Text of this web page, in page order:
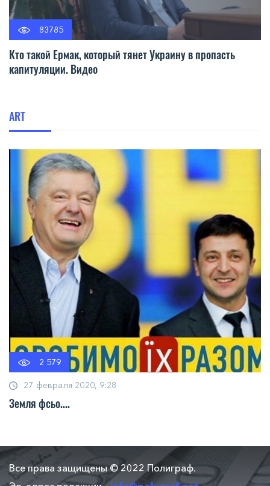
83785
Кто такой Ермак, который тянет Украину в пропасть
капитуляции. Видео
ART
2 579
27 февраля 2020, 9:28
Земля фсьо....
Все права защищены © 2022 Полиграф.